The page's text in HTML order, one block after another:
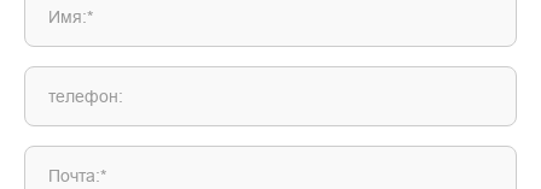
Имя:*
телефон:
Почта:*